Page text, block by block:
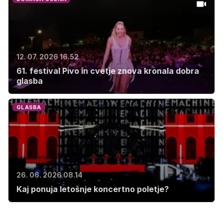
12. 07. 2026 16.52
61. festival Pivo in cvetje znova kronala dobra
glasba
GLASBA
26. 06. 2026 08.14
Kaj ponuja letošnje koncertno poletje?